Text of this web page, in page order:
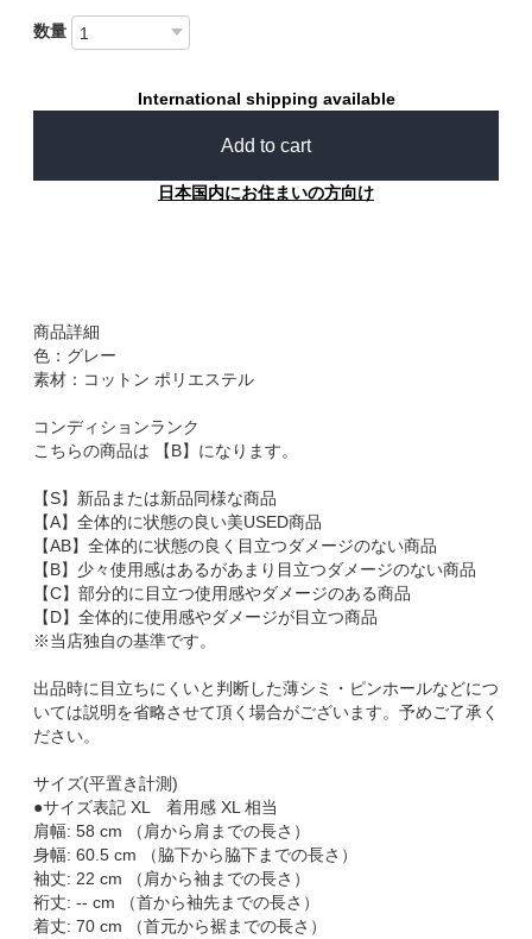
数量
International shipping available
Add to cart
日本国内にお住まいの方向け
商品詳細
色：グレー
素材：コットン ポリエステル
コンディションランク
こちらの商品は 【B】になります。
【S】新品または新品同様な商品
【A】全体的に状態の良い美USED商品
【AB】全体的に状態の良く目立つダメージのない商品
【B】少々使用感はあるがあまり目立つダメージのない商品
【C】部分的に目立つ使用感やダメージのある商品
【D】全体的に使用感やダメージが目立つ商品
※当店独自の基準です。
出品時に目立ちにくいと判断した薄シミ・ピンホールなどにつ
いては説明を省略させて頂く場合がございます。予めご了承く
ださい。
サイズ(平置き計測)
●サイズ表記 XL 着用感 XL 相当
肩幅: 58 cm （肩から肩までの長さ）
身幅: 60.5 cm （脇下から脇下までの長さ）
袖丈: 22 cm （肩から袖までの長さ）
裄丈: -- cm （首から袖先までの長さ）
着丈: 70 cm （首元から裾までの長さ）